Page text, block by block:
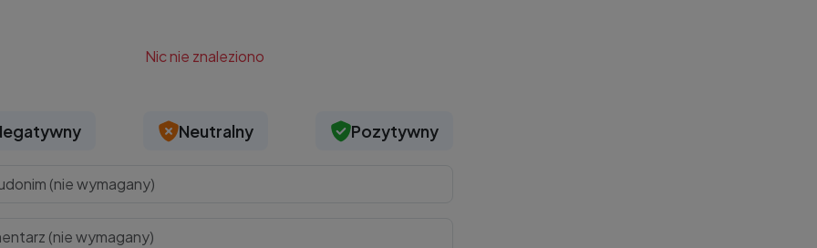
Nic nie znaleziono
Neutralny Pozytywny